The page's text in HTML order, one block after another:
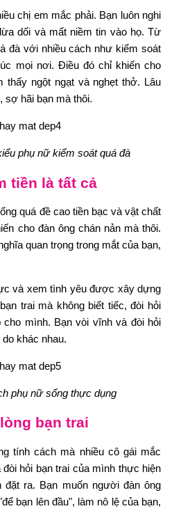
chị em mắc phải. Bạn luôn nghi
dối và mất niềm tin vào họ. Từ
đà với nhiều cách như kiểm soát
mọi nơi. Điều đó chỉ khiến cho
thấy ngột ngạt và nghẹt thở. Lâu
sợ hãi bạn mà thôi.
phụ nữ kiểm soát quá đà
tiền là tất cả
quá đề cao tiền bạc và vật chất
cho đàn ông chán nản mà thôi.
quan trọng trong mắt của bạn,
và xem tình yêu được xây dựng
trai mà không biết tiếc, đòi hỏi
mình. Bạn vòi vĩnh và đòi hỏi
khác nhau.
phụ nữ sống thực dụng
bạn trai
tính cách mà nhiều cô gái mắc
hỏi bạn trai của mình thực hiện
ra. Bạn muốn người đàn ông
bạn lên đầu", làm nô lệ của bạn,